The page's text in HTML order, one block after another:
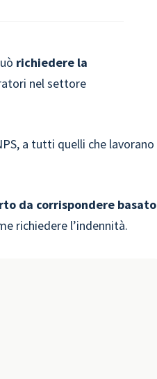
richiedere la
nel settore
a tutti quelli che lavorano
da corrispondere basato
richiedere l’indennità.